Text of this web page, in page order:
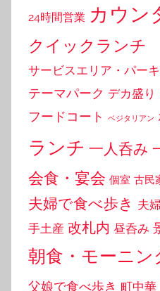
24時間営業 カウン
クイックランチ
サービスエリア・パー
テーマパーク デカ盛り
フードコート ベジタリアン
ランチ 一人呑み
会食・宴会 個室 古民
夫婦で食べ歩き 夫
手土産 改札内 昼呑み
朝食・モーニン
父娘で食べ歩き 町中華